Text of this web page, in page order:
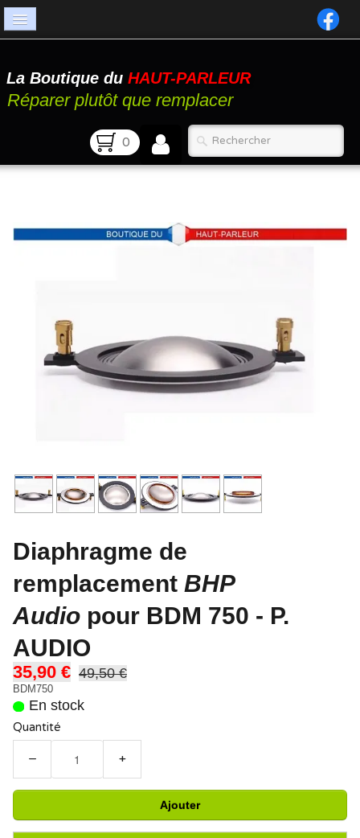
Catalogue
Atelier
La Boutique du HAUT-PARLEUR
Réparer plutôt que remplacer
0
Diaphragme de
remplacement BHP
Audio pour BDM 750 - P.
AUDIO
35,90 € 49,50 €
BDM750
En stock
Quantité
− +
Ajouter